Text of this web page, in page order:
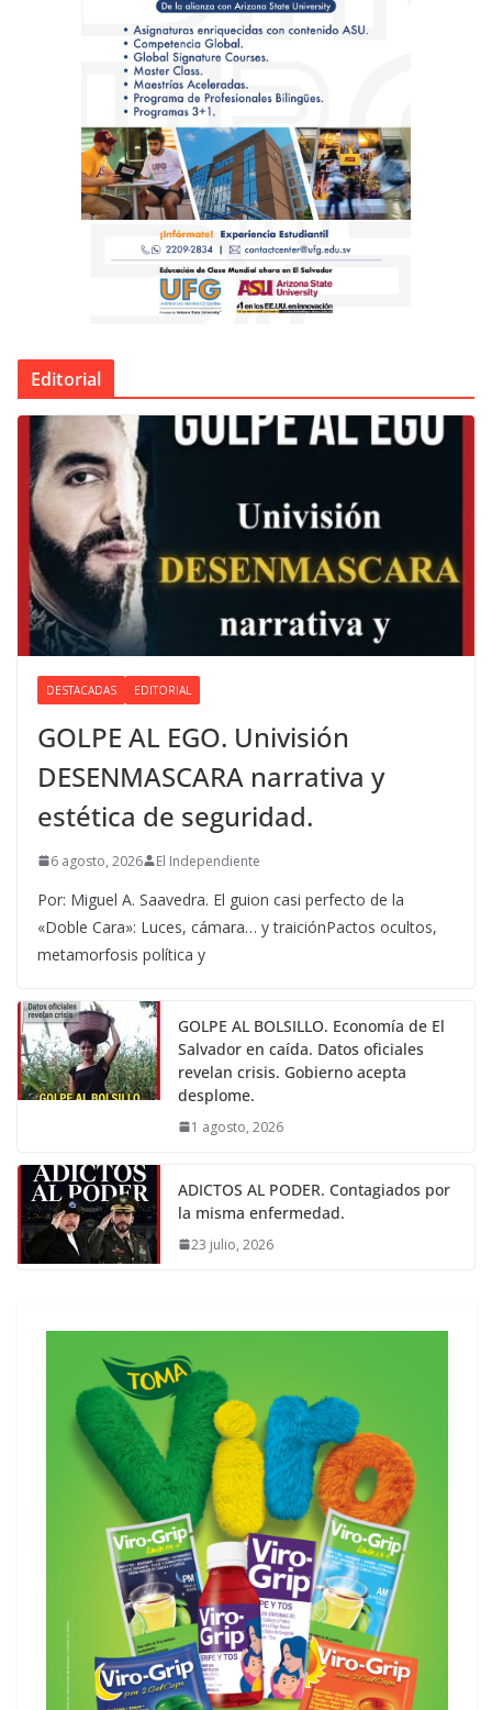
Editorial
DESTACADAS EDITORIAL
GOLPE AL EGO. Univisión
DESENMASCARA narrativa y
estética de seguridad.
6 agosto, 2026 El Independiente
Por: Miguel A. Saavedra. El guion casi perfecto de la
«Doble Cara»: Luces, cámara… y traiciónPactos ocultos,
metamorfosis política y
GOLPE AL BOLSILLO. Economía de El
Salvador en caída. Datos oficiales
revelan crisis. Gobierno acepta
desplome.
1 agosto, 2026
ADICTOS AL PODER. Contagiados por
la misma enfermedad.
23 julio, 2026